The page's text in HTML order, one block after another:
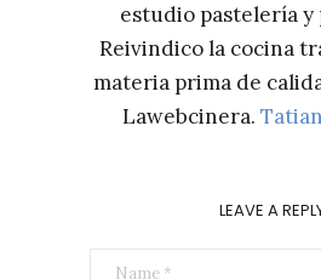
estudio pastelería y
Reivindico la cocina
materia prima de
Lawebcinera.
LEAVE A